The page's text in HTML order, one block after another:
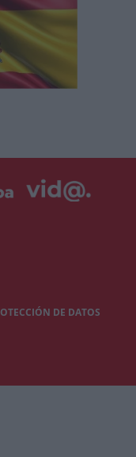
DE DATOS